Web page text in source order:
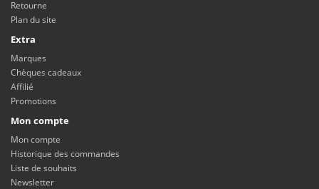
Retourne
Plan du site
Extra
Marques
Chèques cadeaux
Affilié
Promotions
Mon compte
Mon compte
Historique des commandes
Liste de souhaits
Newsletter